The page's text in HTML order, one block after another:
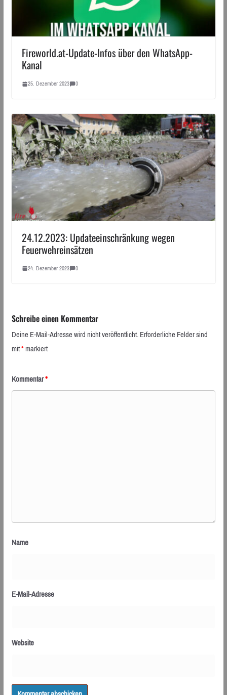
Fireworld.at-Update-Infos über den WhatsApp-
Kanal
25. Dezember 2023 0
24.12.2023: Updateeinschränkung wegen
Feuerwehreinsätzen
24. Dezember 2023 0
Schreibe einen Kommentar
Deine E-Mail-Adresse wird nicht veröffentlicht.Erforderliche Felder sind
mit*markiert
Kommentar*
Name
E-Mail-Adresse
Website